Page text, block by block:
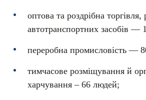
оптова та роздрібна торгівля,
автотранспортних засобів —
переробна промисловість —
тимчасове розміщування й
харчування – 66 людей;